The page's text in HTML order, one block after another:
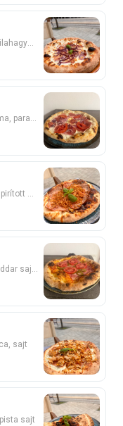
Juhtúrós-tejfölös alap, mozzarella, bacon, lilahagyma
fokhagymás alap, sonka, szalámi, lilahagyma, paradicsom, sajt
BBQ alap, sonka, füstölt sajt, trappista sajt, pirított hagyma
paradicsomszósz, sonka, paradicsom, cheddar sajt, jalapeno
sajt
sajt